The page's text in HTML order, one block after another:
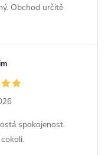
Obchod určitě
spokojenost.